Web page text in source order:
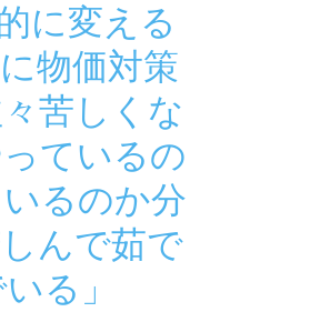
に変える
物価対策
苦しくな
ているの
るのか分
んで茹で
る」